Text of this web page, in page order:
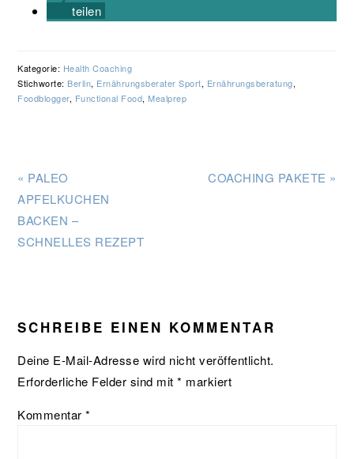
teilen
Kategorie: Health Coaching
Stichworte: Berlin, Ernährungsberater Sport, Ernährungsberatung,
Foodblogger, Functional Food,Mealprep
Vorheriger
Beitrag:
« PALEO
APFELKUCHEN
BACKEN –
SCHNELLES REZEPT
Nächster
COACHING PAKETE »
INTERAKTIONEN
SCHREIBE EINEN KOMMENTAR
Deine E-Mail-Adresse wird nicht veröffentlicht.
Erforderliche Felder sind mit* markiert
Kommentar*